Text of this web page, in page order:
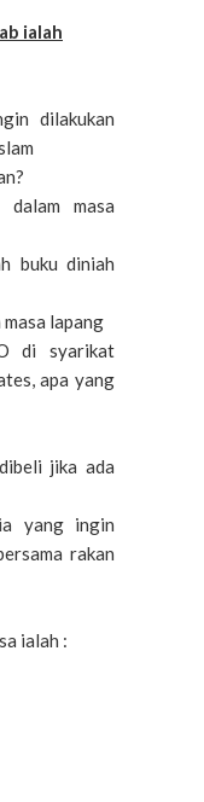
ialah
dilakukan
masa
buku diniah
lapang
di syarikat
apa yang
jika ada
yang ingin
rakan
ialah :